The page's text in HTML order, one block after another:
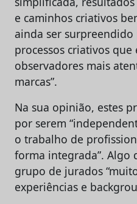
e caminhos criativos
ainda ser surpreendido
processos criativos que
observadores mais
marcas”.
Na sua opinião, estes
por serem “i
o trabalho de
forma integrada”. Algo
grupo de jurados
experiências e